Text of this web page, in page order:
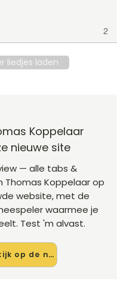
2
liedjes laden
Koppelaar
nieuwe site
— alle tabs &
Thomas Koppelaar op
website, met de
waarmee je
Test 'm alvast.
Bekijk op de nieuwe site →